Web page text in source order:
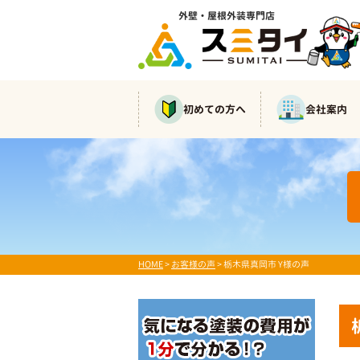
外壁・屋根外装専門店
初めての方へ 会社案内
HOME>お客様の声>栃木県真岡市 Y様の声